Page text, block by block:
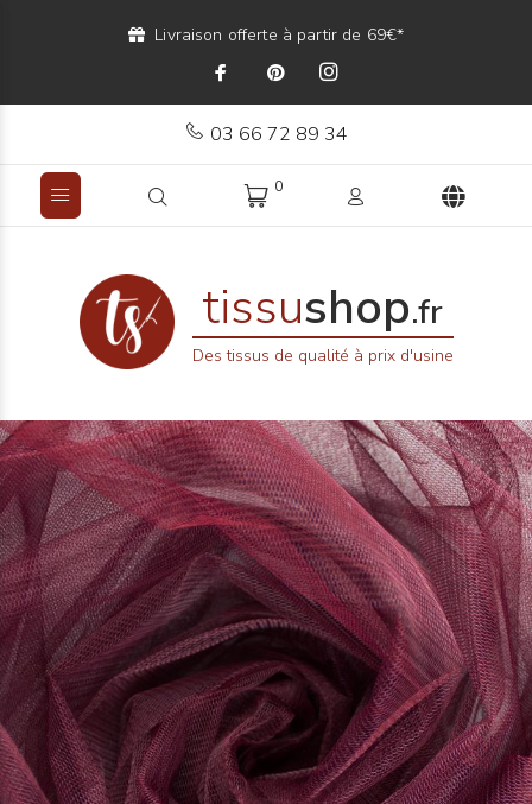
Livraison offerte à partir de 69€*
03 66 72 89 34
0
tissushop.fr
Des tissus de qualité à prix d'usine